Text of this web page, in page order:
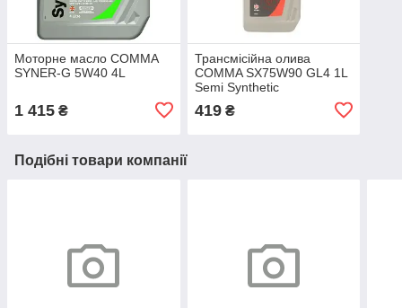
Моторне масло COMMA
SYNER-G 5W40 4L
1 415 ₴
Трансмісійна олива
COMMA SX75W90 GL4 1L
Semi Synthetic
419₴
Подібні товари компанії